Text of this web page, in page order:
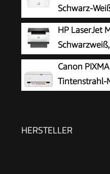
Schwarz-
WLAN,
S./Min drucken, Auto-
HP LaserJet
Druck, USB,
Ausgabefach für 100
Smart App
Canon
Tintenstrahl-
HERSTELLER